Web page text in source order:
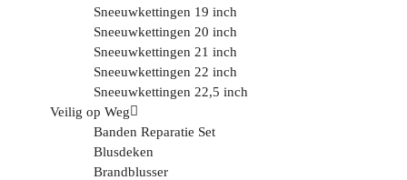
Sneeuwkettingen 19 inch
Sneeuwkettingen 20 inch
Sneeuwkettingen 21 inch
Sneeuwkettingen 22 inch
Sneeuwkettingen 22,5 inch
Veilig op Weg
Banden Reparatie Set
Blusdeken
Brandblusser